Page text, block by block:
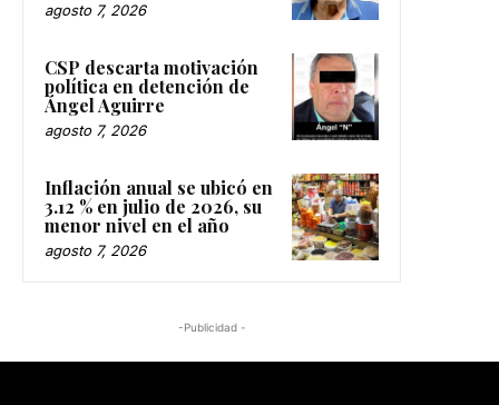
agosto 7, 2026
CSP descarta motivación
política en detención de
Ángel Aguirre
agosto 7, 2026
Inflación anual se ubicó en
3.12 % en julio de 2026, su
menor nivel en el año
agosto 7, 2026
-Publicidad -